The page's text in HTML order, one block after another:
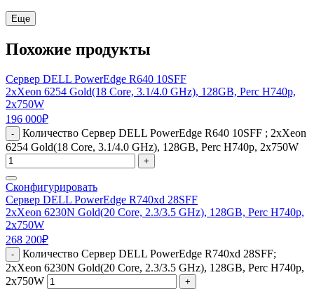
Еще
Похожие продукты
Сервер DELL PowerEdge R640 10SFF
2xXeon 6254 Gold(18 Core, 3.1/4.0 GHz), 128GB, Perc H740p,
2x750W
196 000₽
-
Количество Сервер DELL PowerEdge R640 10SFF ; 2xXeon
6254 Gold(18 Core, 3.1/4.0 GHz), 128GB, Perc H740p, 2x750W
+
Сконфигурировать
Сервер DELL PowerEdge R740xd 28SFF
2xXeon 6230N Gold(20 Core, 2.3/3.5 GHz), 128GB, Perc H740p,
2x750W
268 200₽
-
Количество Сервер DELL PowerEdge R740xd 28SFF;
2xXeon 6230N Gold(20 Core, 2.3/3.5 GHz), 128GB, Perc H740p,
2x750W
+